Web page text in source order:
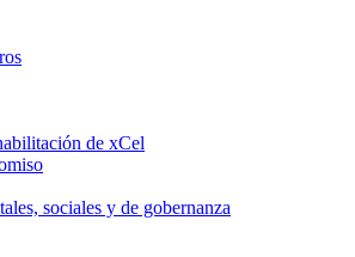
de xCel
sociales y de gobernanza